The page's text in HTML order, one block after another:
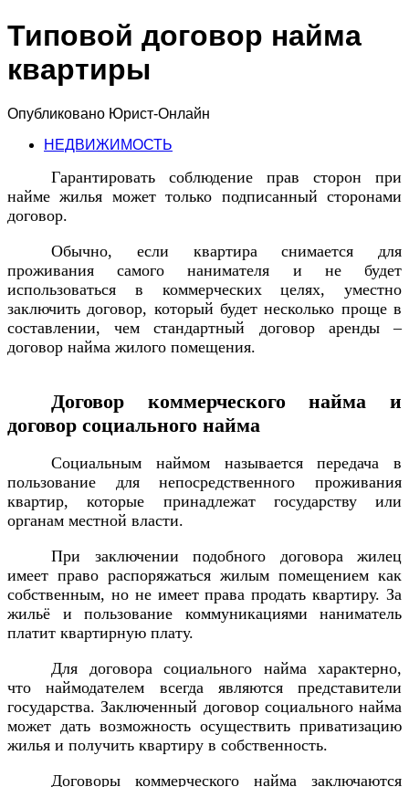
Типовой договор найма
квартиры
Опубликовано Юрист-Онлайн
НЕДВИЖИМОСТЬ
Гарантировать соблюдение прав сторон при
найме жилья может только подписанный сторонами
договор.
Обычно, если квартира снимается для
проживания самого нанимателя и не будет
использоваться в коммерческих целях, уместно
заключить договор, который будет несколько проще в
составлении, чем стандартный договор аренды –
договор найма жилого помещения.
Договор коммерческого найма и
договор социального найма
Социальным наймом называется передача в
пользование для непосредственного проживания
квартир, которые принадлежат государству или
органам местной власти.
При заключении подобного договора жилец
имеет право распоряжаться жилым помещением как
собственным, но не имеет права продать квартиру. За
жильё и пользование коммуникациями наниматель
платит квартирную плату.
Для договора социального найма характерно,
что наймодателем всегда являются представители
государства. Заключенный договор социального найма
может дать возможность осуществить приватизацию
жилья и получить квартиру в собственность.
Договоры коммерческого найма заключаются